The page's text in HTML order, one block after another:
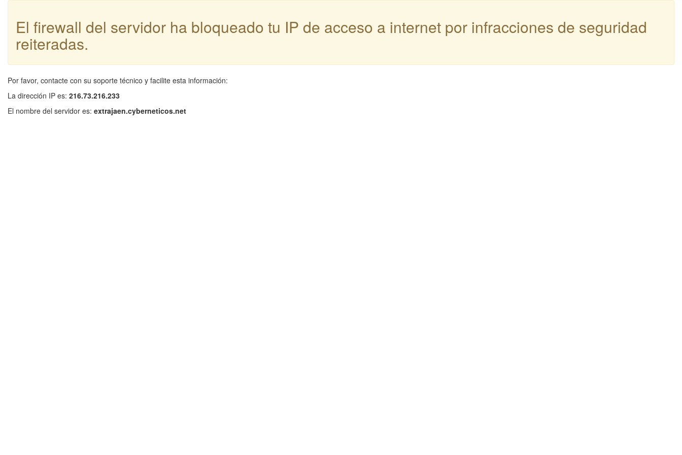
El firewall del servidor ha bloqueado tu IP de acceso a internet por infracciones de seguridad
reiteradas.
Por favor, contacte con su soporte técnico y facilite esta información:
La dirección IP es: 216.73.216.233
El nombre del servidor es: extrajaen.cyberneticos.net